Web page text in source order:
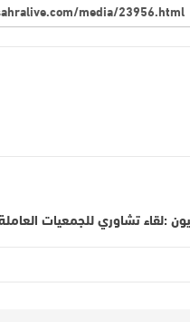
:لقاء تشاوري للجمعيات